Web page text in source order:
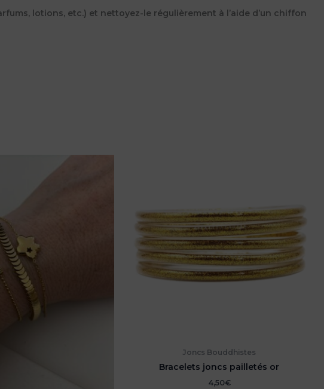
lotions, etc.) et nettoyez-le régulièrement à l’aide d’un chiffon
Joncs Bouddhistes
Bracelets joncs pailletés or
4,50€